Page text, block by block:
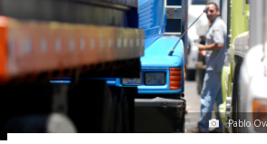
Pablo